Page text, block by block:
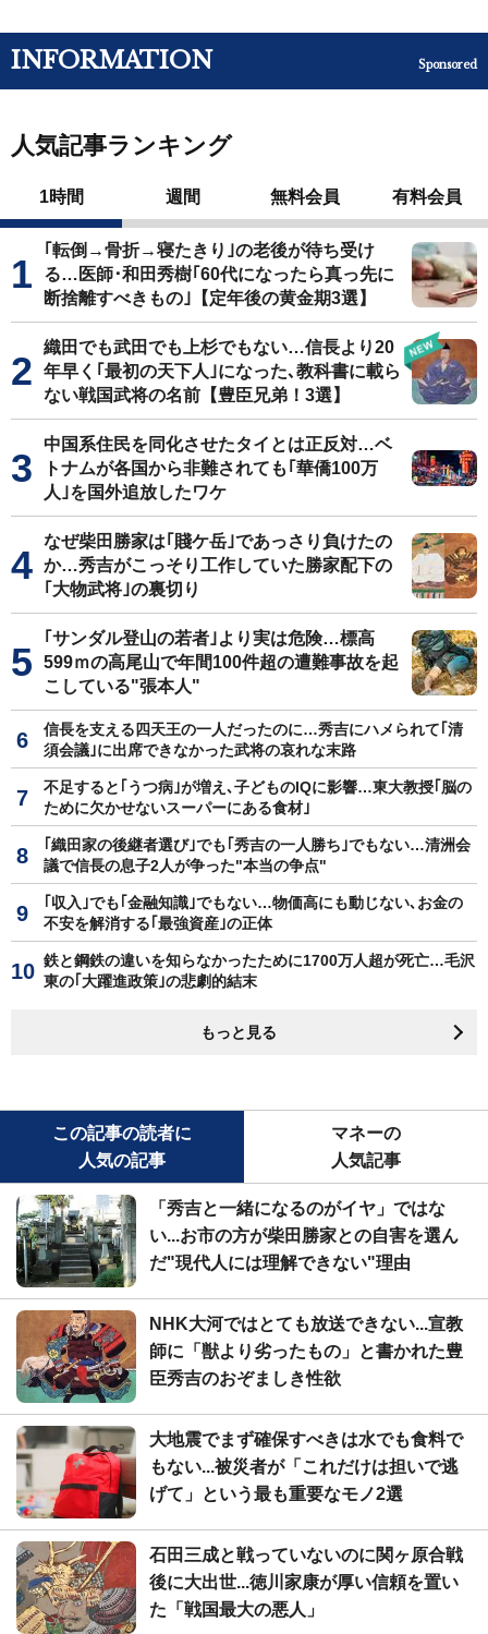
INFORMATION Sponsored
人気記事ランキング
1時間 週間 無料会員 有料会員
｢転倒→骨折→寝たきり｣の老後が待ち受け
る…医師･和田秀樹｢60代になったら真っ先に
断捨離すべきもの｣【定年後の黄金期3選】
織田でも武田でも上杉でもない…信長より20
年早く｢最初の天下人｣になった､教科書に載ら
ない戦国武将の名前【豊臣兄弟！3選】
中国系住民を同化させたタイとは正反対…ベ
トナムが各国から非難されても｢華僑100万
人｣を国外追放したワケ
なぜ柴田勝家は｢賤ケ岳｣であっさり負けたの
か…秀吉がこっそり工作していた勝家配下の
｢大物武将｣の裏切り
｢サンダル登山の若者｣より実は危険…標高
599ｍの高尾山で年間100件超の遭難事故を起
こしている"張本人"
信長を支える四天王の一人だったのに…秀吉にハメられて｢清
須会議｣に出席できなかった武将の哀れな末路
不足すると｢うつ病｣が増え､子どものIQに影響…東大教授｢脳の
ために欠かせないスーパーにある食材｣
｢織田家の後継者選び｣でも｢秀吉の一人勝ち｣でもない…清洲会
議で信長の息子2人が争った"本当の争点"
｢収入｣でも｢金融知識｣でもない…物価高にも動じない､お金の
不安を解消する｢最強資産｣の正体
鉄と鋼鉄の違いを知らなかったために1700万人超が死亡…毛沢
東の｢大躍進政策｣の悲劇的結末
もっと見る
この記事の読者に
人気の記事
マネーの
人気記事
「秀吉と一緒になるのがイヤ」ではな
い...お市の方が柴田勝家との自害を選ん
だ"現代人には理解できない"理由
NHK大河ではとても放送できない...宣教
師に「獣より劣ったもの」と書かれた豊
臣秀吉のおぞましき性欲
大地震でまず確保すべきは水でも食料で
もない...被災者が「これだけは担いで逃
げて」という最も重要なモノ2選
石田三成と戦っていないのに関ヶ原合戦
後に大出世...徳川家康が厚い信頼を置い
た「戦国最大の悪人」